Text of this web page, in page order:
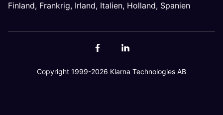
Finland, Frankrig, Irland, Italien, Holland, Spanien
Copyright 1999-2026 Klarna Technologies AB